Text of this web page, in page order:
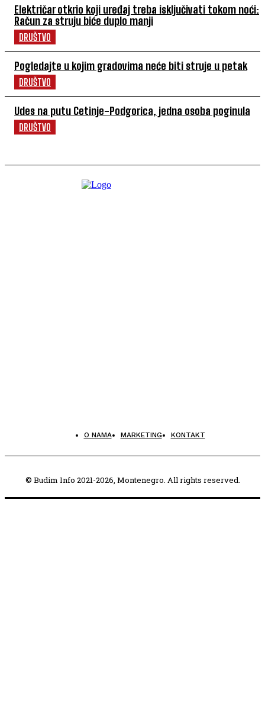
Električar otkrio koji uređaj treba isključivati tokom noći:
Račun za struju biće duplo manji
DRUŠTVO
Pogledajte u kojim gradovima neće biti struje u petak
DRUŠTVO
Udes na putu Cetinje-Podgorica, jedna osoba poginula
DRUŠTVO
O NAMA MARKETING KONTAKT
© Budim Info 2021-2026, Montenegro. All rights reserved.